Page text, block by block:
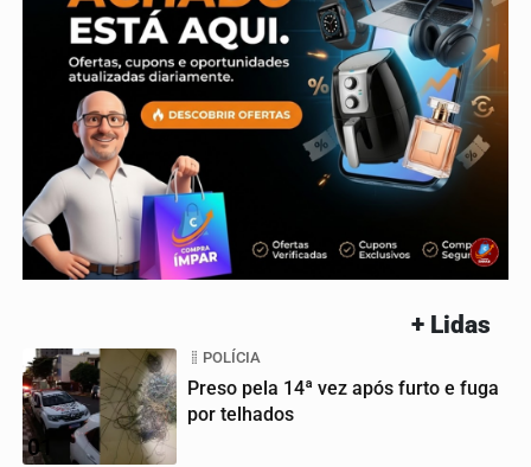
+ Lidas
01
POLÍCIA
Preso pela 14ª vez após furto e fuga
por telhados